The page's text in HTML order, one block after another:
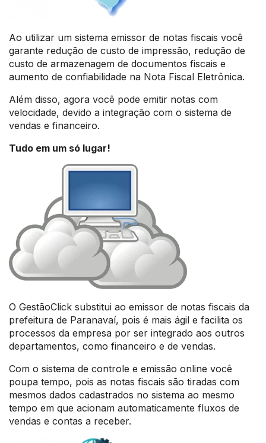
Ao utilizar um sistema emissor de notas fiscais você
garante redução de custo de impressão, redução de
custo de armazenagem de documentos fiscais e
aumento de confiabilidade na Nota Fiscal Eletrônica.
Além disso, agora você pode emitir notas com
velocidade, devido a integração com o sistema de
vendas e financeiro.
Tudo em um só lugar!
O GestãoClick substitui ao emissor de notas fiscais da
prefeitura de Paranavaí, pois é mais ágil e facilita os
processos da empresa por ser integrado aos outros
departamentos, como financeiro e de vendas.
Com o sistema de controle e emissão online você
poupa tempo, pois as notas fiscais são tiradas com
mesmos dados cadastrados no sistema ao mesmo
tempo em que acionam automaticamente fluxos de
vendas e contas a receber.